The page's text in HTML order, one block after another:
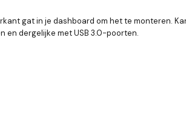
gat in je dashboard om het te monteren.
en dergelijke met USB 3.0-poorten.